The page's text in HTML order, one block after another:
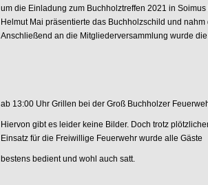
um die Einladung zum Buchholztreffen 2021 in
Helmut Mai präsentierte das Buchholzschild und
Anschließend an die Mitgliederversammlung wurde
ab 13:00 Uhr Grillen bei der Groß Buchholzer
Hiervon gibt es leider keine Bilder. Doch trotz
Einsatz für die Freiwillige Feuerwehr wurde alle Gäste
bestens bedient und wohl auch satt.